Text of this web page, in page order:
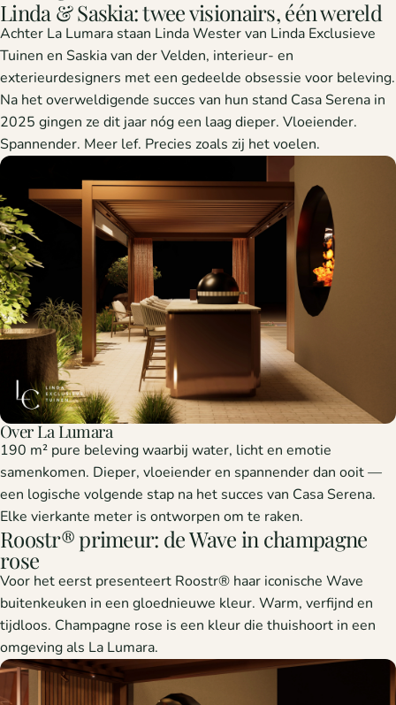
Linda & Saskia: twee visionairs, één wereld
Achter La Lumara staan Linda Wester van Linda Exclusieve
Tuinen en Saskia van der Velden, interieur- en
exterieurdesigners met een gedeelde obsessie voor beleving.
Na het overweldigende succes van hun stand Casa Serena in
2025 gingen ze dit jaar nóg een laag dieper. Vloeiender.
Spannender. Meer lef. Precies zoals zij het voelen.
Over La Lumara
190 m² pure beleving waarbij water, licht en emotie
samenkomen. Dieper, vloeiender en spannender dan ooit —
een logische volgende stap na het succes van Casa Serena.
Elke vierkante meter is ontworpen om te raken.
Roostr® primeur: de Wave in champagne
rose
Voor het eerst presenteert Roostr® haar iconische Wave
buitenkeuken in een gloednieuwe kleur. Warm, verfijnd en
tijdloos. Champagne rose is een kleur die thuishoort in een
omgeving als La Lumara.